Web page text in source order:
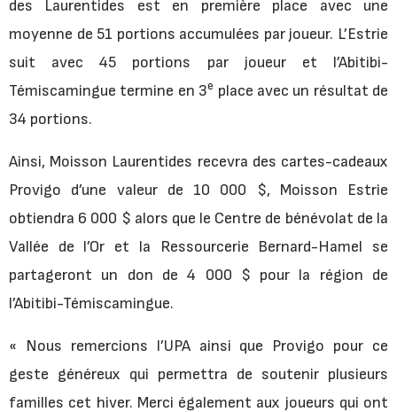
des Laurentides est en première place avec une
moyenne de 51 portions accumulées par joueur. L’Estrie
suit avec 45 portions par joueur et l’Abitibi-
Témiscamingue termine en 3e place avec un résultat de
34 portions.
Ainsi, Moisson Laurentides recevra des cartes-cadeaux
Provigo d’une valeur de 10 000 $, Moisson Estrie
obtiendra 6 000 $ alors que le Centre de bénévolat de la
Vallée de l’Or et la Ressourcerie Bernard-Hamel se
partageront un don de 4 000 $ pour la région de
l’Abitibi-Témiscamingue.
« Nous remercions l’UPA ainsi que Provigo pour ce
geste généreux qui permettra de soutenir plusieurs
familles cet hiver. Merci également aux joueurs qui ont